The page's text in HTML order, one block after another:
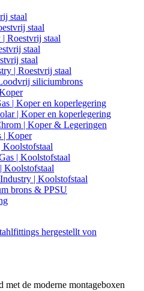
staal
staal
Roestvrij staal
staal
staal
| Roestvrij staal
siliciumbrons
| Koper en koperlegering
| Koper en koperlegering
| Koper & Legeringen
| Koper
Koolstofstaal
| Koolstofstaal
| Koolstofstaal
brons & PPSU
met de moderne montageboxen